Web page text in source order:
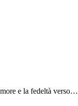
e la fedeltà verso…